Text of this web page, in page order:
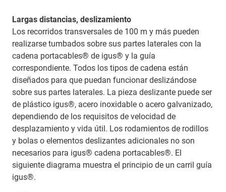
Largas distancias, deslizamiento
Los recorridos transversales de 100 m y más pueden
realizarse tumbados sobre sus partes laterales con la
cadena portacables® de igus® y la guía
correspondiente. Todos los tipos de cadena están
diseñados para que puedan funcionar deslizándose
sobre sus partes laterales. La pieza deslizante puede ser
de plástico igus®, acero inoxidable o acero galvanizado,
dependiendo de los requisitos de velocidad de
desplazamiento y vida útil. Los rodamientos de rodillos
y bolas o elementos deslizantes adicionales no son
necesarios para igus® cadena portacables®. El
siguiente diagrama muestra el principio de un carril guía
igus®.